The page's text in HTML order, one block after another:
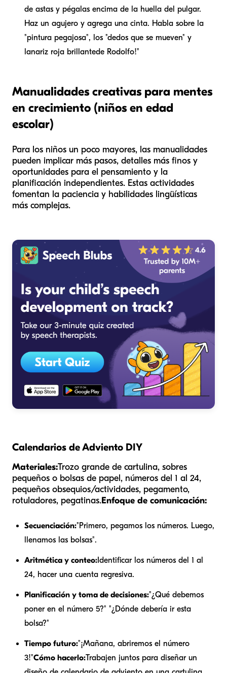
de astas y pégalas encima de la huella del pulgar.
Haz un agujero y agrega una cinta. Habla sobre la
"pintura pegajosa", los "dedos que se mueven" y
lanariz roja brillantede Rodolfo!"
Manualidades creativas para mentes
en crecimiento (niños en edad
escolar)
Para los niños un poco mayores, las manualidades
pueden implicar más pasos, detalles más finos y
oportunidades para el pensamiento y la
planificación independientes. Estas actividades
fomentan la paciencia y habilidades lingüísticas
más complejas.
Calendarios de Adviento DIY
Materiales:Trozo grande de cartulina, sobres
pequeños o bolsas de papel, números del 1 al 24,
pequeños obsequios/actividades, pegamento,
rotuladores, pegatinas.Enfoque de comunicación:
Secuenciación:"Primero, pegamos los números. Luego,
llenamos las bolsas".
Aritmética y conteo: Identificar los números del 1 al
24, hacer una cuenta regresiva.
Planificación y toma de decisiones:"¿Qué debemos
poner en el número 5?" "¿Dónde debería ir esta
bolsa?"
Tiempo futuro:"¡Mañana, abriremos el número
3!"Cómo hacerlo:Trabajen juntos para diseñar un